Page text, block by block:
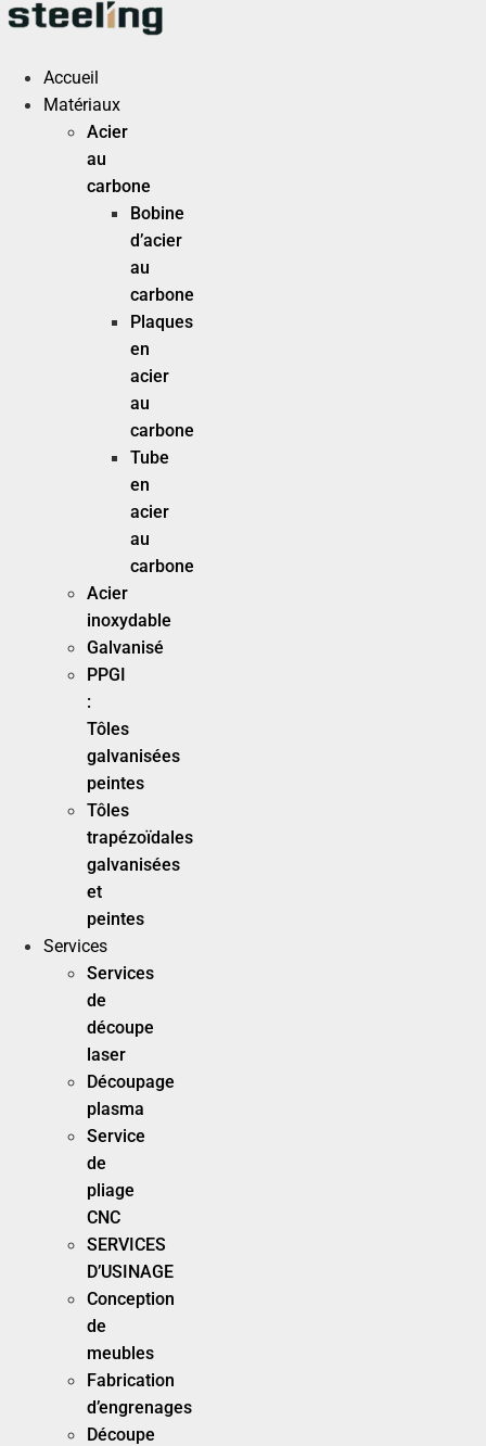
Aller
Accueil
Matériaux
Acier
au
carbone
Bobine
d’acier
au
carbone
Plaques
en
acier
au
carbone
Tube
en
acier
au
carbone
Acier
inoxydable
Galvanisé
PPGI
:
Tôles
galvanisées
peintes
Tôles
trapézoïdales
galvanisées
et
peintes
Services
Services
de
découpe
laser
Découpage
plasma
Service
de
pliage
CNC
SERVICES
D’USINAGE
Conception
de
meubles
Fabrication
d’engrenages
Découpe